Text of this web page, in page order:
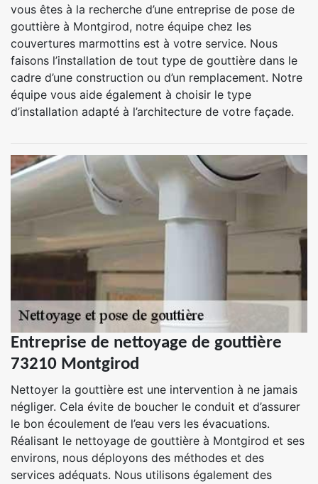
vous êtes à la recherche d’une entreprise de pose de
gouttière à Montgirod, notre équipe chez les
couvertures marmottins est à votre service. Nous
faisons l’installation de tout type de gouttière dans le
cadre d’une construction ou d’un remplacement. Notre
équipe vous aide également à choisir le type
d’installation adapté à l’architecture de votre façade.
Entreprise de nettoyage de gouttière
73210 Montgirod
Nettoyer la gouttière est une intervention à ne jamais
négliger. Cela évite de boucher le conduit et d’assurer
le bon écoulement de l’eau vers les évacuations.
Réalisant le nettoyage de gouttière à Montgirod et ses
environs, nous déployons des méthodes et des
services adéquats. Nous utilisons également des